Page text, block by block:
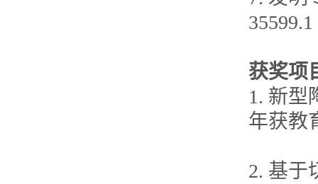
35599.1
获奖项
1. 新型
年获教
2. 基于